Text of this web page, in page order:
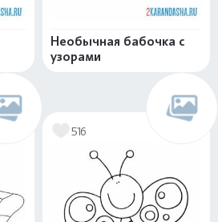
Необычная бабочка с
узорами
516